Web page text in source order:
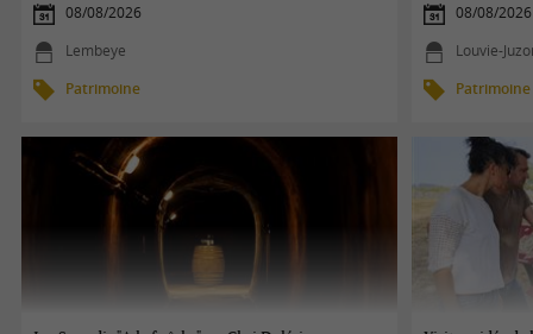
08/08/2026
Lembeye
Patrimoine
08/08/2026
Louvie-
Patrimoine